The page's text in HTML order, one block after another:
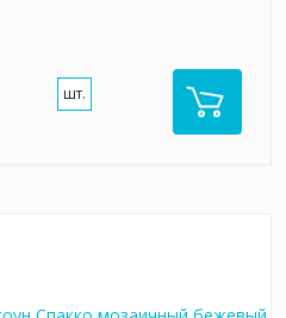
шт.